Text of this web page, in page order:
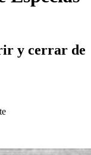
y cerrar de